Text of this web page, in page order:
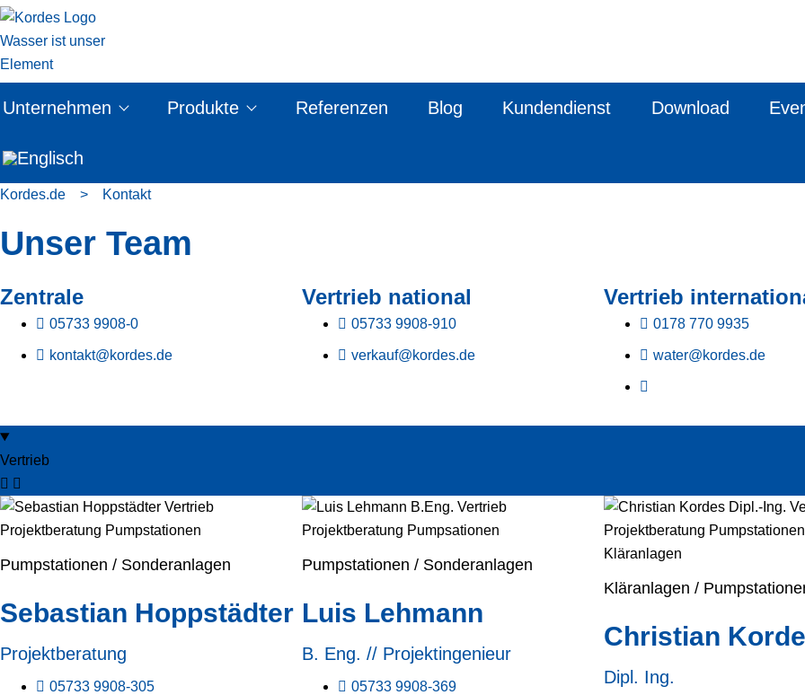
Unternehmen Produkte Referenzen Blog Kundendienst Download
Kordes.de > Kontakt
Unser Team
Zentrale
05733 9908-0
kontakt@kordes.de
Vertrieb national
05733 9908-910
verkauf@kordes.de
Vertrieb
0178 770 9935
water@kordes.de
Vertrieb
Pumpstationen / Sonderanlagen
Sebastian Hoppstädter
Projektberatung
05733 9908-305
Pumpstationen / Sonderanlagen
Luis Lehmann
B. Eng. // Projektingenieur
05733 9908-369
Kläranlagen /
Christian
Dipl. Ing.